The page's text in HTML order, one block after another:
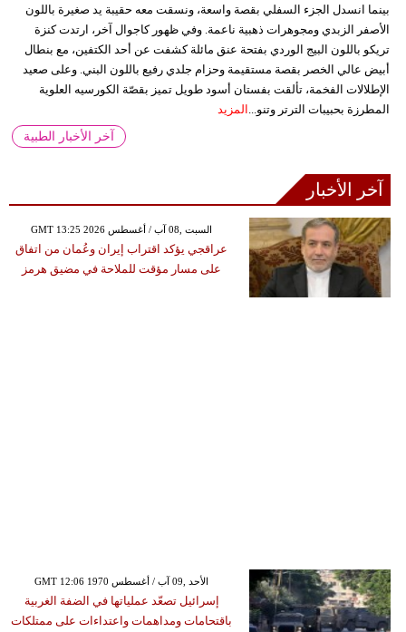
بينما انسدل الجزء السفلي بقصة واسعة، ونسقت معه حقيبة يد صغيرة باللون
الأصفر الزبدي ومجوهرات ذهبية ناعمة. وفي ظهور كاجوال آخر، ارتدت كنزة
تريكو باللون البيج الوردي بفتحة عنق مائلة كشفت عن أحد الكتفين، مع بنطال
أبيض عالي الخصر بقصة مستقيمة وحزام جلدي رفيع باللون البني. وعلى صعيد
الإطلالات الفخمة، تألقت بفستان أسود طويل تميز بقصّة الكورسيه العلوية
المطرزة بحبيبات الترتر وتنو... المزيد
آخر الأخبار الطبية
آخر الأخبار
GMT 13:25 2026 السبت ,08 آب / أغسطس
عراقجي يؤكد اقتراب إيران وعُمان من اتفاق
على مسار مؤقت للملاحة في مضيق هرمز
GMT 12:06 1970 الأحد ,09 آب / أغسطس
إسرائيل تصعّد عملياتها في الضفة الغربية
باقتحامات ومداهمات واعتداءات على ممتلكات